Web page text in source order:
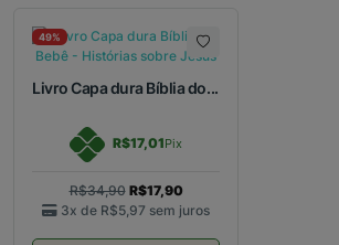
49%
Livro Capa dura Bíblia do...
R$17,01Pix
R$34,90 R$17,90
3x de R$5,97 sem juros